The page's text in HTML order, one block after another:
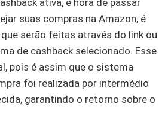
ativa, é hora de passar
suas compras na Amazon, é
serão feitas através do link ou
de cashback selecionado. Esse
pois é assim que o sistema
foi realizada por intermédio
garantindo o retorno sobre o